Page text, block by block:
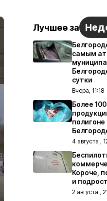
Лучшее за
самым
сутки
Вчера, 11:18
Более
полигоне
4 августа ,
Короче,
и
2 августа ,